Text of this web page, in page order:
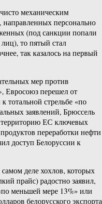
механическим
персонально
(под санкции попали
то пятый стал
так казалось на первый
мер против
Евросоюз перешел от
тотальной стрельбе «по
заявлений, Брюссель
территорию ЕС ключевых
переработки нефти
доступ Белоруссии к
деле хохлов, которых
прайс) радостно заявил,
меньшей мере 13%» или
белорусского экспорта